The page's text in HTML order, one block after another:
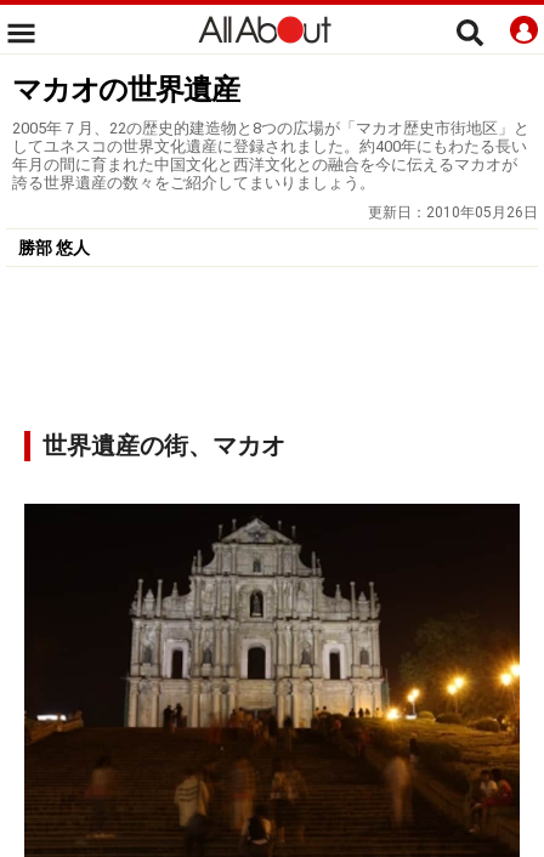
マカオの世界遺産
2005年７月、22の歴史的建造物と8つの広場が「マカオ歴史市街地区」と
してユネスコの世界文化遺産に登録されました。約400年にもわたる長い
年月の間に育まれた中国文化と西洋文化との融合を今に伝えるマカオが
誇る世界遺産の数々をご紹介してまいりましょう。
更新日： 2010年05月26日
勝部 悠人
世界遺産の街、マカオ